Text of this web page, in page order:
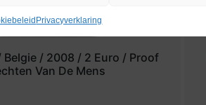
Privacyverklaring
Belgie / 2008 / 2 Euro / Proof
Van De Mens